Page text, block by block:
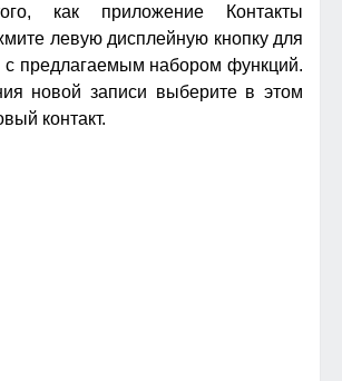
как приложение Контакты
левую дисплейную кнопку для
с предлагаемым набором функций.
новой записи выберите в этом
контакт.